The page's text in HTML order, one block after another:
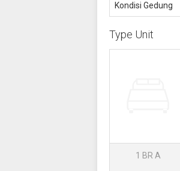
Kondisi Gedung
Type Unit
1 BR A